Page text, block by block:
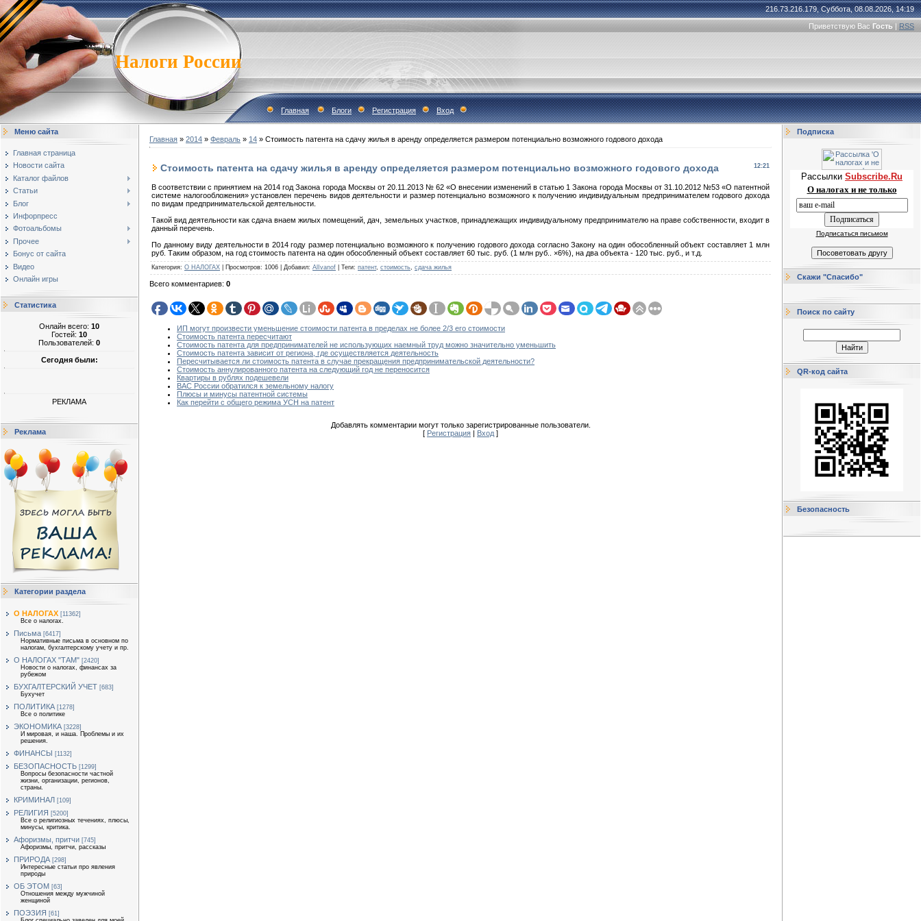
Налоги России
216.73.216.179, Суббота, 08.08.2026, 14:19
Приветствую Вас Гость | RSS
Главная Блоги Регистрация Вход
Меню сайта
Главная страница
Новости сайта
Каталог файлов
Статьи
Блог
Инфорпресс
Фотоальбомы
Прочее
Бонус от сайта
Видео
Онлайн игры
Статистика
Онлайн всего: 10
Гостей: 10
Пользователей: 0
Сегодня были:
РЕКЛАМА
Реклама
Категории раздела
О НАЛОГАХ [11362]
Все о налогах.
Письма [6417]
Нормативные письма в основном по
налогам, бухгалтерскому учету и пр.
О НАЛОГАХ "ТАМ" [2420]
Новости о налогах, финансах за
рубежом
БУХГАЛТЕРСКИЙ УЧЕТ [683]
Бухучет
ПОЛИТИКА [1278]
Все о политике
ЭКОНОМИКА [3228]
И мировая, и наша. Проблемы и их
решения.
ФИНАНСЫ [1132]
БЕЗОПАСНОСТЬ [1299]
Вопросы безопасности частной
жизни, организации, регионов,
страны.
КРИМИНАЛ [109]
РЕЛИГИЯ [5200]
Все о религиозных течениях, плюсы,
минусы, критика.
Афоризмы, притчи [745]
Афоризмы, притчи, рассказы
ПРИРОДА [298]
Интересные статьи про явления
природы
ОБ ЭТОМ [63]
Отношения между мужчиной
женщиной
ПОЭЗИЯ [61]
Главная » 2014 » Февраль » 14 » Стоимость патента на сдачу жилья в аренду определяется размером потенциально возможного годового дохода
12:21
Стоимость патента на сдачу жилья в аренду определяется размером потенциально возможного годового дохода
В соответствии с принятием на 2014 год Закона города Москвы от 20.11.2013 № 62 «О внесении изменений в статью 1 Закона города Москвы от 31.10.2012 №53 «О патентной
системе налогообложения» установлен перечень видов деятельности и размер потенциально возможного к получению индивидуальным предпринимателем годового дохода
по видам предпринимательской деятельности.
Такой вид деятельности как сдача внаем жилых помещений, дач, земельных участков, принадлежащих индивидуальному предпринимателю на праве собственности, входит в
данный перечень.
По данному виду деятельности в 2014 году размер потенциально возможного к получению годового дохода согласно Закону на один обособленный объект составляет 1 млн
руб. Таким образом, на год стоимость патента на один обособленный объект составляет 60 тыс. руб. (1 млн руб.. ×6%), на два объекта - 120 тыс. руб., и т.д.
Категория: О НАЛОГАХ Просмотров: 1006 Добавил: AlIvanof Теги: патент, стоимость сдача жилья
Всего комментариев: 0
ИП могут произвести уменьшение стоимости патента в пределах не более 2/3 его стоимости
Стоимость патента пересчитают
Стоимость патента для предпринимателей не использующих наемный труд можно значительно уменьшить
Стоимость патента зависит от региона, где осуществляется деятельность
Пересчитывается ли стоимость патента в случае прекращения предпринимательской деятельности?
Стоимость аннулированного патента на следующий год не переносится
Квартиры в рублях подешевели
ВАС России обратился к земельному налогу
Плюсы и минусы патентной системы
Как перейти с общего режима УСН на патент
Добавлять комментарии могут только зарегистрированные пользователи.
[ Регистрация | Вход ]
Подписка
Рассылки Subscribe.Ru
О налогах и не только
Подписаться письмом
Скажи "Спасибо"
Поиск по сайту
QR-код сайта
Безопасность